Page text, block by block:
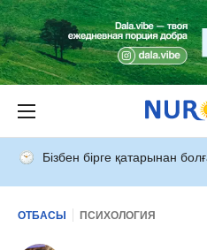
Бізбен бірге қатарынан
ОТБАСЫ ПСИХОЛОГИЯ